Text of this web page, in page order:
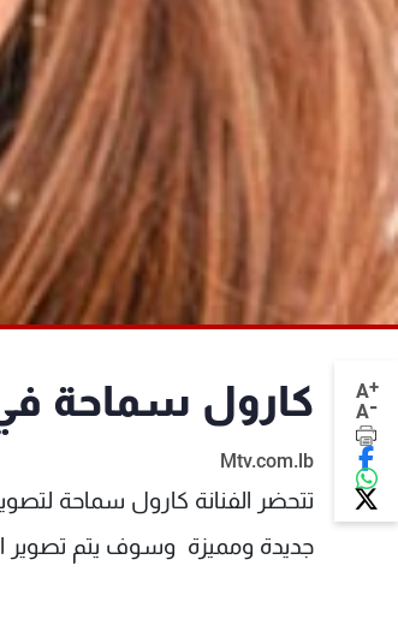
A+
A- كارول سماحة
Mtv.com.lb
تتحضر الفنانة كارول سماحة
جديدة ومميزة وسوف يتم تصوير